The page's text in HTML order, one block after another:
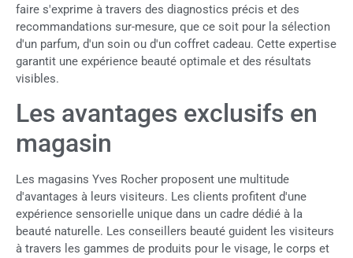
faire s'exprime à travers des diagnostics précis et des
recommandations sur-mesure, que ce soit pour la sélection
d'un parfum, d'un soin ou d'un coffret cadeau. Cette expertise
garantit une expérience beauté optimale et des résultats
visibles.
Les avantages exclusifs en
magasin
Les magasins Yves Rocher proposent une multitude
d'avantages à leurs visiteurs. Les clients profitent d'une
expérience sensorielle unique dans un cadre dédié à la
beauté naturelle. Les conseillers beauté guident les visiteurs
à travers les gammes de produits pour le visage, le corps et